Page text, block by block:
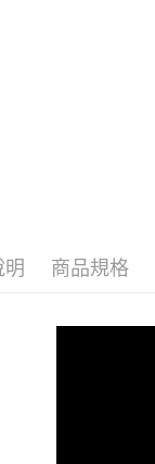
明 商品規格